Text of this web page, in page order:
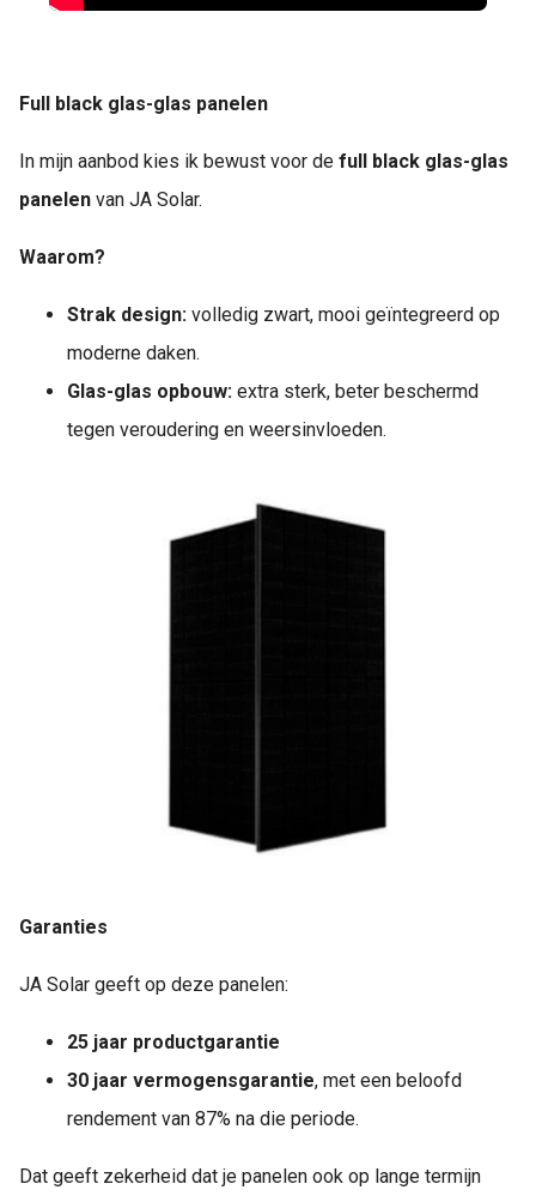
Full black glas-glas panelen
In mijn aanbod kies ik bewust voor de full black glas-glas
panelen van JA Solar.
Waarom?
Strak design: volledig zwart, mooi geïntegreerd op
moderne daken.
Glas-glas opbouw: extra sterk, beter beschermd
tegen veroudering en weersinvloeden.
Garanties
JA Solar geeft op deze panelen:
25 jaar productgarantie
30 jaar vermogensgarantie, met een beloofd
rendement van 87% na die periode.
Dat geeft zekerheid dat je panelen ook op lange termijn